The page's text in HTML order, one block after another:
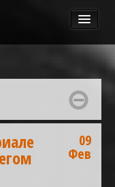
09
Фев